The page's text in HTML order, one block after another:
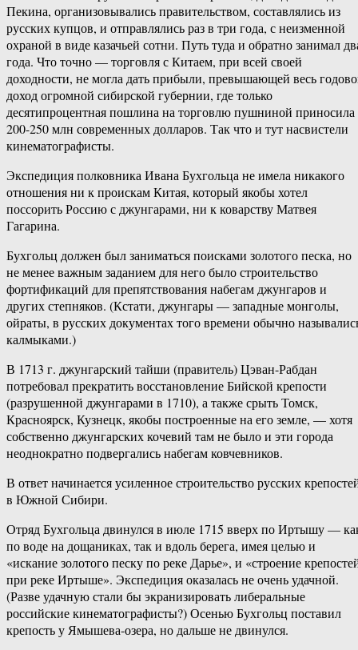
Пекина, организовывались правительством, составлялись из
русских купцов, и отправлялись раз в три года, с неизменной
охраной в виде казачьей сотни. Путь туда и обратно занимал
года. Что точно — торговля с Китаем, при всей своей
доходности, не могла дать прибыли, превышающей весь
доход огромной сибирской губернии, где только
десятипроцентная пошлина на торговлю пушниной приносила
200-250 млн современных долларов. Так что и тут насвистели
кинематографисты.
Экспедиция полковника Ивана Бухгольца не имела никакого
отношения ни к проискам Китая, который якобы хотел
поссорить Россию с джунгарами, ни к коварству Матвея
Гагарина.
Бухгольц должен был заниматься поисками золотого песка, но
не менее важным заданием для него было строительство
фортификаций для препятствования набегам джунгаров и
других степняков. (Кстати, джунгары — западные монголы,
ойраты, в русских документах того времени обычно
калмыками.)
В 1713 г. джунгарский тайши (правитель) Цэван-Рабдан
потребовал прекратить восстановление Бийской крепости
(разрушенной джунгарами в 1710), а также срыть Томск,
Красноярск, Кузнецк, якобы построенные на его земле, — хотя
собственно джунгарских кочевий там не было и эти города
неоднократно подвергались набегам ковчевников.
В ответ начинается усиленное строительство русских
в Южной Сибири.
Отряд Бухгольца двинулся в июле 1715 вверх по Иртышу —
по воде на дощаниках, так и вдоль берега, имея целью и
«искание золотого песку по реке Дарье», и «строение
при реке Иртыше». Экспедиция оказалась не очень удачной.
(Разве удачную стали бы экранизировать либеральные
российские кинематографисты?) Осенью Бухгольц поставил
крепость у Ямышева-озера, но дальше не двинулся.